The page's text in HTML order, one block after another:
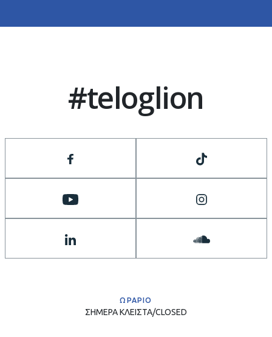
#teloglion
ΩΡΑΡΙΟ
ΣΗΜΕΡΑΚΛΕΙΣΤΑ/CLOSED